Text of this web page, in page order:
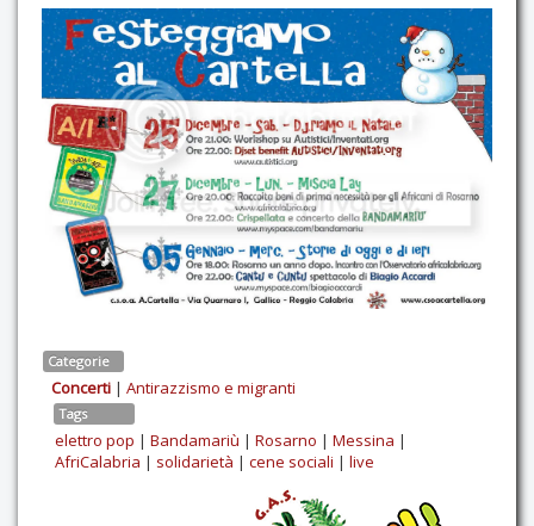
Categorie
Concerti | Antirazzismo e migranti
Tags
elettro pop | Bandamariù | Rosarno | Messina |
AfriCalabria | solidarietà | cene sociali | live